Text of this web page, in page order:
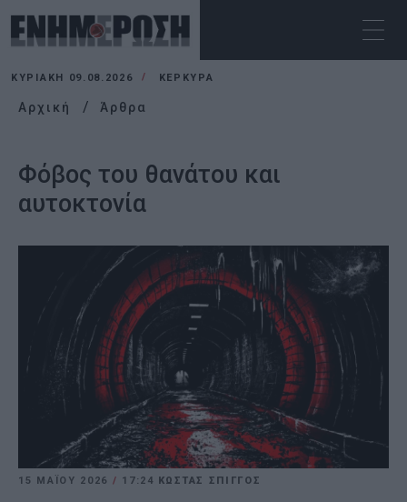
ΚΥΡΙΑΚΉ 09.08.2026 ΚΕΡΚΥΡΑ
Αρχική Άρθρα
Φόβος του θανάτου και
αυτοκτονία
15 ΜΑΪ́ΟΥ 2026 / 17:24 ΚΩΣΤΑΣ ΣΠΙΓΓΟΣ